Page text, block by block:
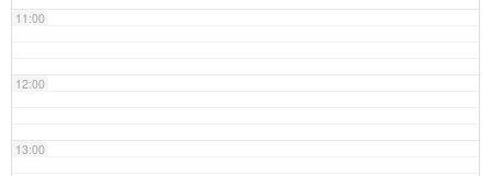
11:00
12:00
13:00